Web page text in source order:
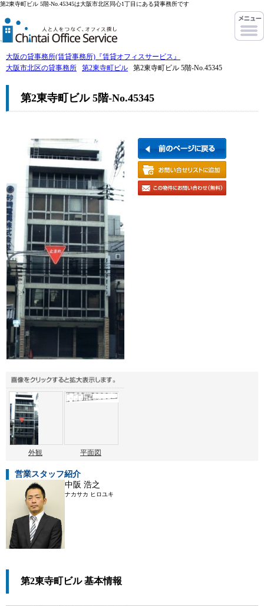
第2東寺町ビル 5階-No.45345は大阪市北区同心1丁目にある貸事務所です
大阪の貸事務所(賃貸事務所)『賃貸オフィスサービス』
大阪市北区の貸事務所
第2東寺町ビル 第2東寺町ビル 5階-No.45345
第2東寺町ビル 5階-No.45345
外観 平面図
営業スタッフ紹介
中阪 浩之
ナカサカ ヒロユキ
第2東寺町ビル 基本情報